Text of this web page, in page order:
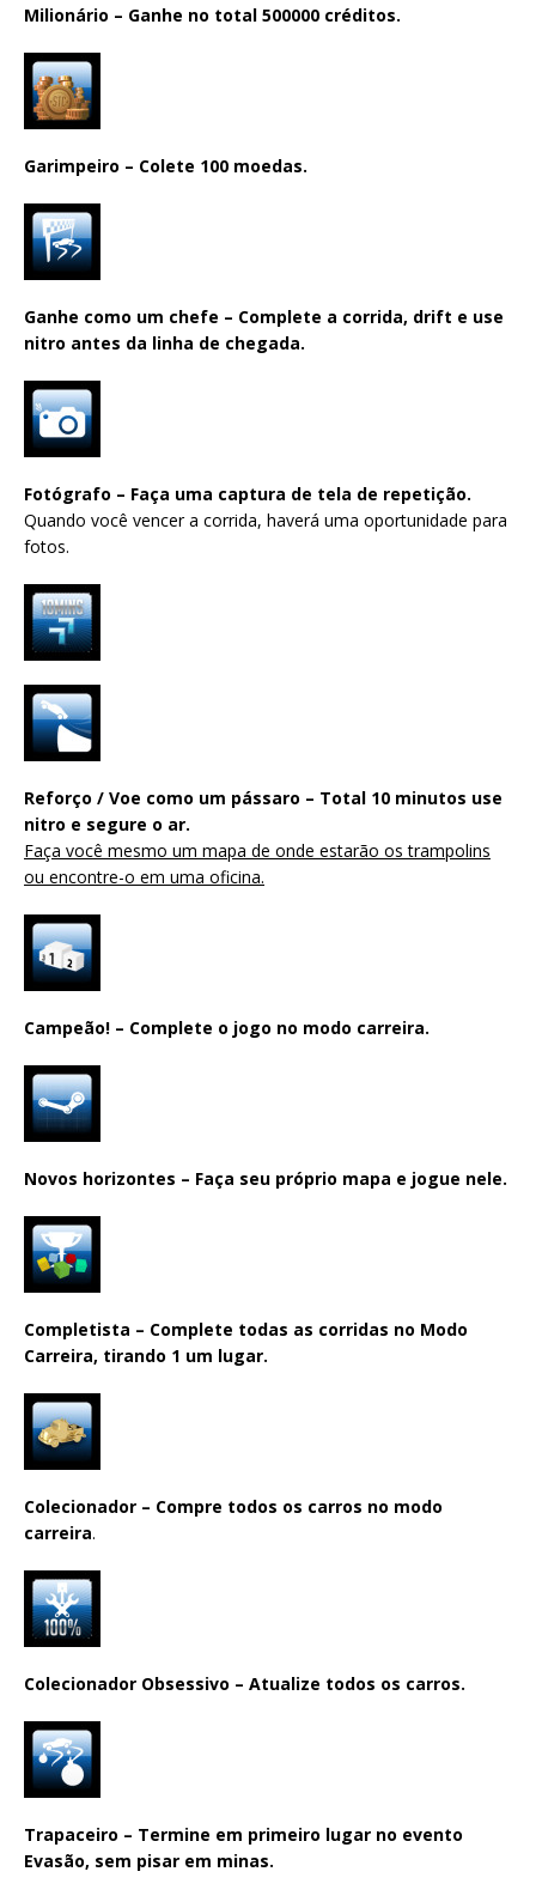
Milionário – Ganhe no total 500000 créditos.
Garimpeiro – Colete 100 moedas.
Ganhe como um chefe – Complete a corrida, drift e use
nitro antes da linha de chegada.
Fotógrafo – Faça uma captura de tela de repetição.
Quando você vencer a corrida, haverá uma oportunidade para
fotos.
Reforço / Voe como um pássaro – Total 10 minutos use
nitro e segure o ar.
Faça você mesmo um mapa de onde estarão os trampolins
ou encontre-o em uma oficina.
Campeão! – Complete o jogo no modo carreira.
Novos horizontes – Faça seu próprio mapa e jogue nele.
Completista – Complete todas as corridas no Modo
Carreira, tirando 1 um lugar.
Colecionador – Compre todos os carros no modo
carreira.
Colecionador Obsessivo – Atualize todos os carros.
Trapaceiro – Termine em primeiro lugar no evento
Evasão, sem pisar em minas.